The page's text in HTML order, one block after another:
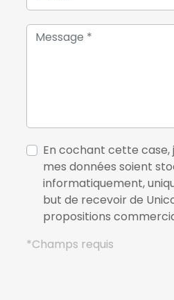
En cochant cette
mes données soient
informatiquement,
but de recevoir de
propositions
*Champs requis